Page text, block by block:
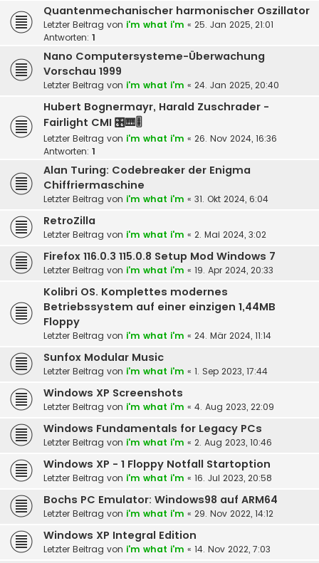
Quantenmechanischer harmonischer Oszillator
Letzter Beitrag von i'm what i'm « 25. Jan 2025, 21:01
Antworten: 1
Nano Computersysteme-Überwachung
Vorschau 1999
Letzter Beitrag von i'm what i'm « 24. Jan 2025, 20:40
Hubert Bognermayr, Harald Zuschrader -
Fairlight CMI 🎛️🎹🎚️
Letzter Beitrag von i'm what i'm « 26. Nov 2024, 16:36
Antworten: 1
Alan Turing: Codebreaker der Enigma
Chiffriermaschine
Letzter Beitrag von i'm what i'm « 31. Okt 2024, 6:04
RetroZilla
Letzter Beitrag von i'm what i'm « 2. Mai 2024, 3:02
Firefox 116.0.3 115.0.8 Setup Mod Windows 7
Letzter Beitrag von i'm what i'm « 19. Apr 2024, 20:33
Kolibri OS. Komplettes modernes
Betriebssystem auf einer einzigen 1,44MB
Floppy
Letzter Beitrag von i'm what i'm « 24. Mär 2024, 11:14
Sunfox Modular Music
Letzter Beitrag von i'm what i'm « 1. Sep 2023, 17:44
Windows XP Screenshots
Letzter Beitrag von i'm what i'm « 4. Aug 2023, 22:09
Windows Fundamentals for Legacy PCs
Letzter Beitrag von i'm what i'm « 2. Aug 2023, 10:46
Windows XP - 1 Floppy Notfall Startoption
Letzter Beitrag von i'm what i'm « 16. Jul 2023, 20:58
Bochs PC Emulator: Windows98 auf ARM64
Letzter Beitrag von i'm what i'm « 29. Nov 2022, 14:12
Windows XP Integral Edition
Letzter Beitrag von i'm what i'm « 14. Nov 2022, 7:03